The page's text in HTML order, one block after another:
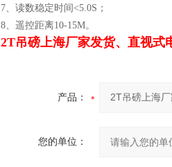
7、读数稳定时间<5.0S；
8、遥控距离10-15M。
2T吊磅上海厂家发货、直视式
产品：
您的单位：